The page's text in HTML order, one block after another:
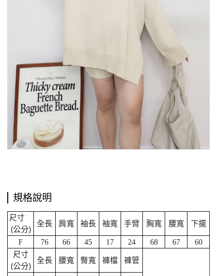
規格說明
尺寸
(公分)
全長 肩寬 袖長 袖寬 手臂 胸寬 腰寬 下擺
F 76 66 45 17 24 68 67 60
尺寸
(公分)
全長 腰寬 臀寬 褲檔 褲管